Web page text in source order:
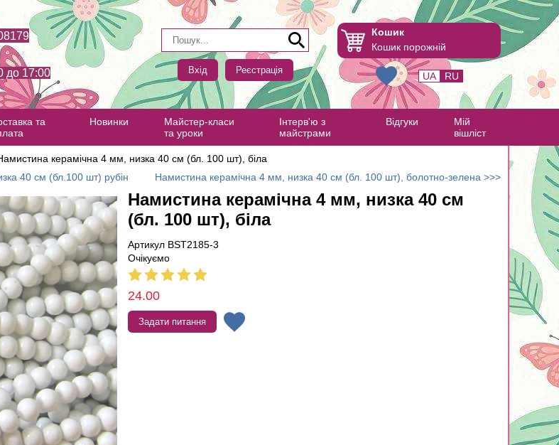
до 17:00 Вхід Реєстрація
Кошик
Кошик порожній
UA RU
та
Новинки
Майстер-класи
та уроки
Інтерв'ю з
майстрами
Відгуки
Мій
вішліст
керамічна 4 мм, низка 40 см (бл. 100 шт), біла
40 см (бл.100 шт) рубін
Намистина керамічна 4 мм, низка 40 см (бл. 100 шт), болотно-зелена >>>
Намистина керамічна 4 мм, низка 40 см
(бл. 100 шт), біла
Артикул BST2185-3
Очікуємо
24.00
Задати питання